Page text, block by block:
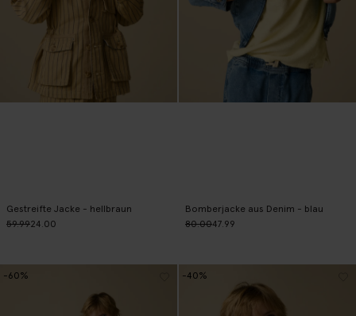
Gestreifte Jacke - hellbraun
59.9924.00
Bomberjacke aus Denim - blau
80.0047.99
-60% -40%